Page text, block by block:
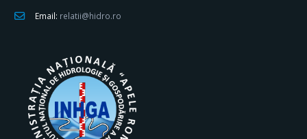
Email: relatii@hidro.ro